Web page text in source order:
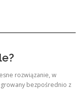
rozwiązanie, w
bezpośrednio z